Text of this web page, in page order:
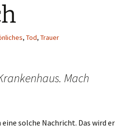
, Tod, Trauer
Mach
solche Nachricht. Das wird er